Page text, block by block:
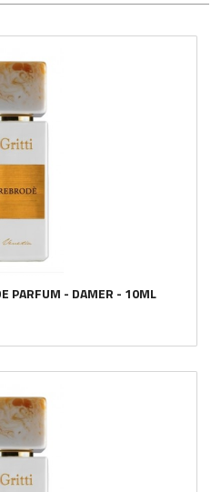
PARFUM - DAMER - 10ML